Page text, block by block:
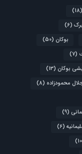
(18)
(6)
بوکان (50)
(7)
بوکان (13)
محمودزاده (8)
(9)
(6)